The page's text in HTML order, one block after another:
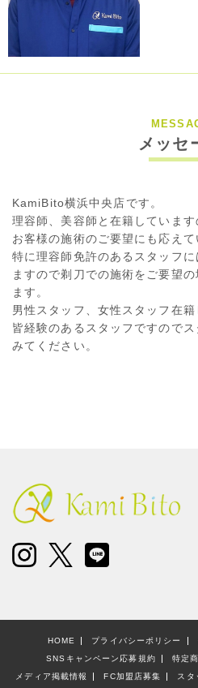
メッセ
KamiBito横浜中央店です。
理容師、美容師と在籍しています
お客様の施術のご要望にも応えて
特に理容師免許のあるスタッフ
ますので剃刀での施術をご要望
ます。
男性スタッフ、女性スタッフ在籍
皆経験のあるスタッフですので
みてください。
HOME プライバシーポリシー
SNSキャンペーン応募規約
特定
メディア掲載情報
FC加盟店募集 スタ